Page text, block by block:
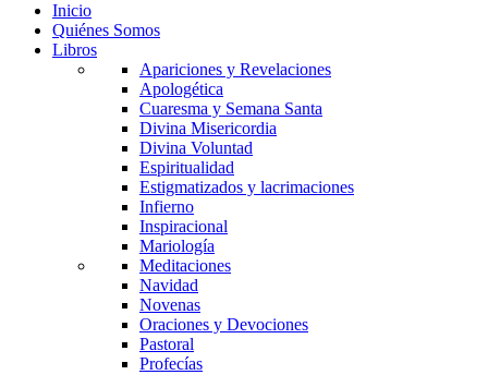
Inicio
Quiénes Somos
Libros
Apariciones y Revelaciones
Apologética
Cuaresma y Semana Santa
Divina Misericordia
Divina Voluntad
Espiritualidad
Estigmatizados y lacrimaciones
Infierno
Inspiracional
Mariología
Meditaciones
Navidad
Novenas
Oraciones y Devociones
Pastoral
Profecías